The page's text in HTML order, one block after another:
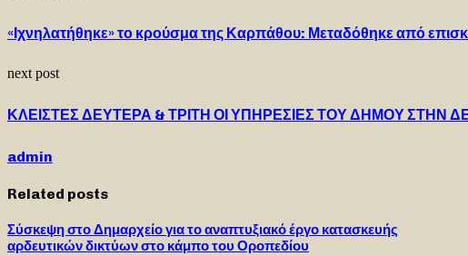
«Ιχνηλατήθηκε» το κρούσμα της Καρπάθου: Μεταδόθηκε από
next post
ΚΛΕΙΣΤΕΣ ΔΕΥΤΕΡΑ & ΤΡΙΤΗ ΟΙ ΥΠΗΡΕΣΙΕΣ ΤΟΥ ΔΗΜΟΥ ΣΤΗΝ
admin
Related posts
Σύσκεψη στο Δημαρχείο για το αναπτυξιακό έργο κατασκευής
αρδευτικών δικτύων στο κάμπο του Οροπεδίου